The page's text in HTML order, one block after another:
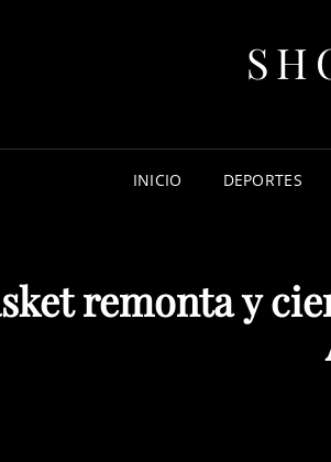
INICIO DEPORTES
remonta y